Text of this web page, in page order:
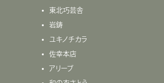
東北巧芸舎
岩鋳
ユキノチカラ
佐幸本店
アリーブ